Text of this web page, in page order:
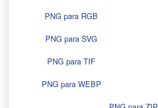
PNG para RGB
PNG para SVG
PNG para TIF
PNG para WEBP